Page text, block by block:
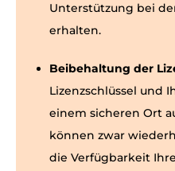
Unterstützung bei
erhalten.
Beibehaltung der
Lizenzschlüssel und
einem sicheren Ort
können zwar
die Verfügbarkeit